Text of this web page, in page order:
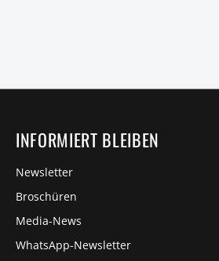
INFORMIERT BLEIBEN
Newsletter
Broschüren
Media-News
WhatsApp-Newsletter